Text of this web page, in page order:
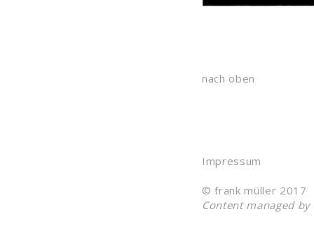
nach oben
Impressum
© frank müller 2017
Content managed by